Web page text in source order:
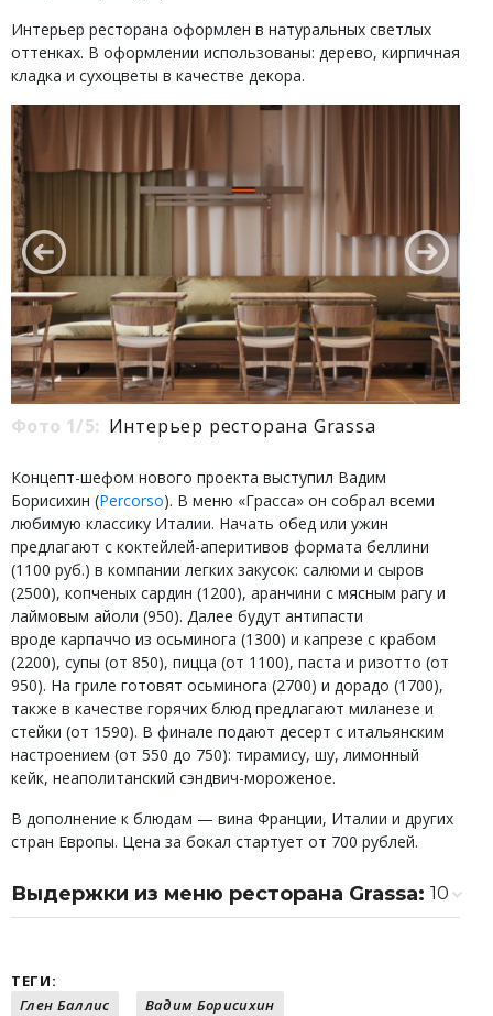
Интерьер ресторана оформлен в натуральных светлых
оттенках. В оформлении использованы: дерево, кирпичная
кладка и сухоцветы в качестве декора.
Фото 1/5: Интерьер ресторана Grassa
Концепт-шефом нового проекта выступил Вадим
Борисихин (Percorso). В меню «Грасса» он собрал всеми
любимую классику Италии. Начать обед или ужин
предлагают с коктейлей-аперитивов формата беллини
(1100 руб.) в компании легких закусок: салюми и сыров
(2500), копченых сардин (1200), аранчини с мясным рагу и
лаймовым айоли (950). Далее будут антипасти
вроде карпаччо из осьминога (1300) и капрезе с крабом
(2200), супы (от 850), пицца (от 1100), паста и ризотто (от
950). На гриле готовят осьминога (2700) и дорадо (1700),
также в качестве горячих блюд предлагают миланезе и
стейки (от 1590). В финале подают десерт с итальянским
настроением (от 550 до 750): тирамису, шу, лимонный
кейк, неаполитанский сэндвич-мороженое.
В дополнение к блюдам — вина Франции, Италии и других
стран Европы. Цена за бокал стартует от 700 рублей.
Выдержки из меню ресторана Grassa: 10
сальсой
Запеченный баклажан с фондю из
ТЕГИ:
Глен Баллис
Вадим Борисихин